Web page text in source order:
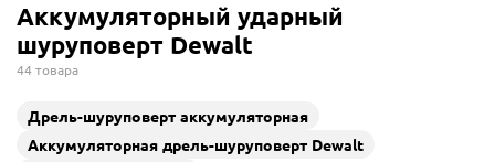
Аккумуляторный ударный
шуруповерт Dewalt
44 товара
Дрель-шуруповерт аккумуляторная
Аккумуляторная дрель-шуруповерт Dewalt